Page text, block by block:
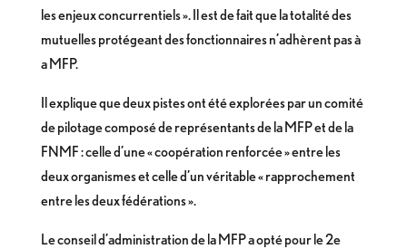
les enjeux concurrentiels ». Il est de fait que la totalité des
mutuelles protégeant des fonctionnaires n’adhèrent pas à
a MFP.
Il explique que deux pistes ont été explorées par un comité
de pilotage composé de représentants de la MFP et de la
FNMF : celle d’une « coopération renforcée » entre les
deux organismes et celle d’un véritable « rapprochement
entre les deux fédérations ».
Le conseil d’administration de la MFP a opté pour le 2e